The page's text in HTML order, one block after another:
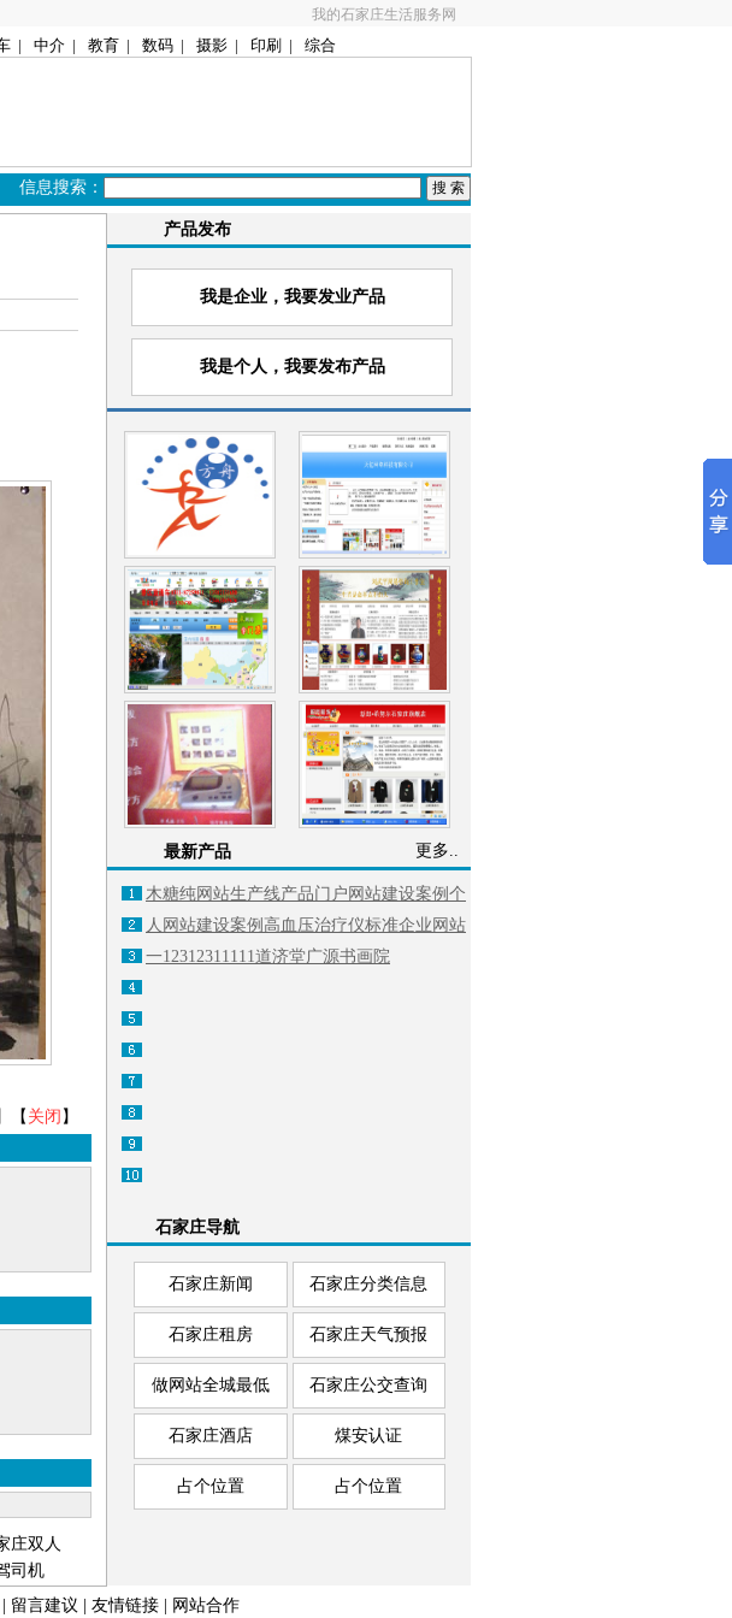
我的石家庄生活服务网
| 中介 | 教育 | 数码 | 摄影 | 印刷 | 综合
信息搜索：
【 关闭 】
庄双人
司机
产品发布
我是企业，我要发业产品
我是个人，我要发布产品
最新产品 更多..
木糖纯网站生产线产品门户网站建设案例 个
人网站建设案例 高血压治疗仪标准企业网站
一12312311111道济堂广源书画院
石家庄导航
石家庄新闻 石家庄分类信息
石家庄租房 石家庄天气预报
做网站全城最低 石家庄公交查询
石家庄酒店 煤安认证
占个位置 占个位置
留言建议 友情链接| 网站合作